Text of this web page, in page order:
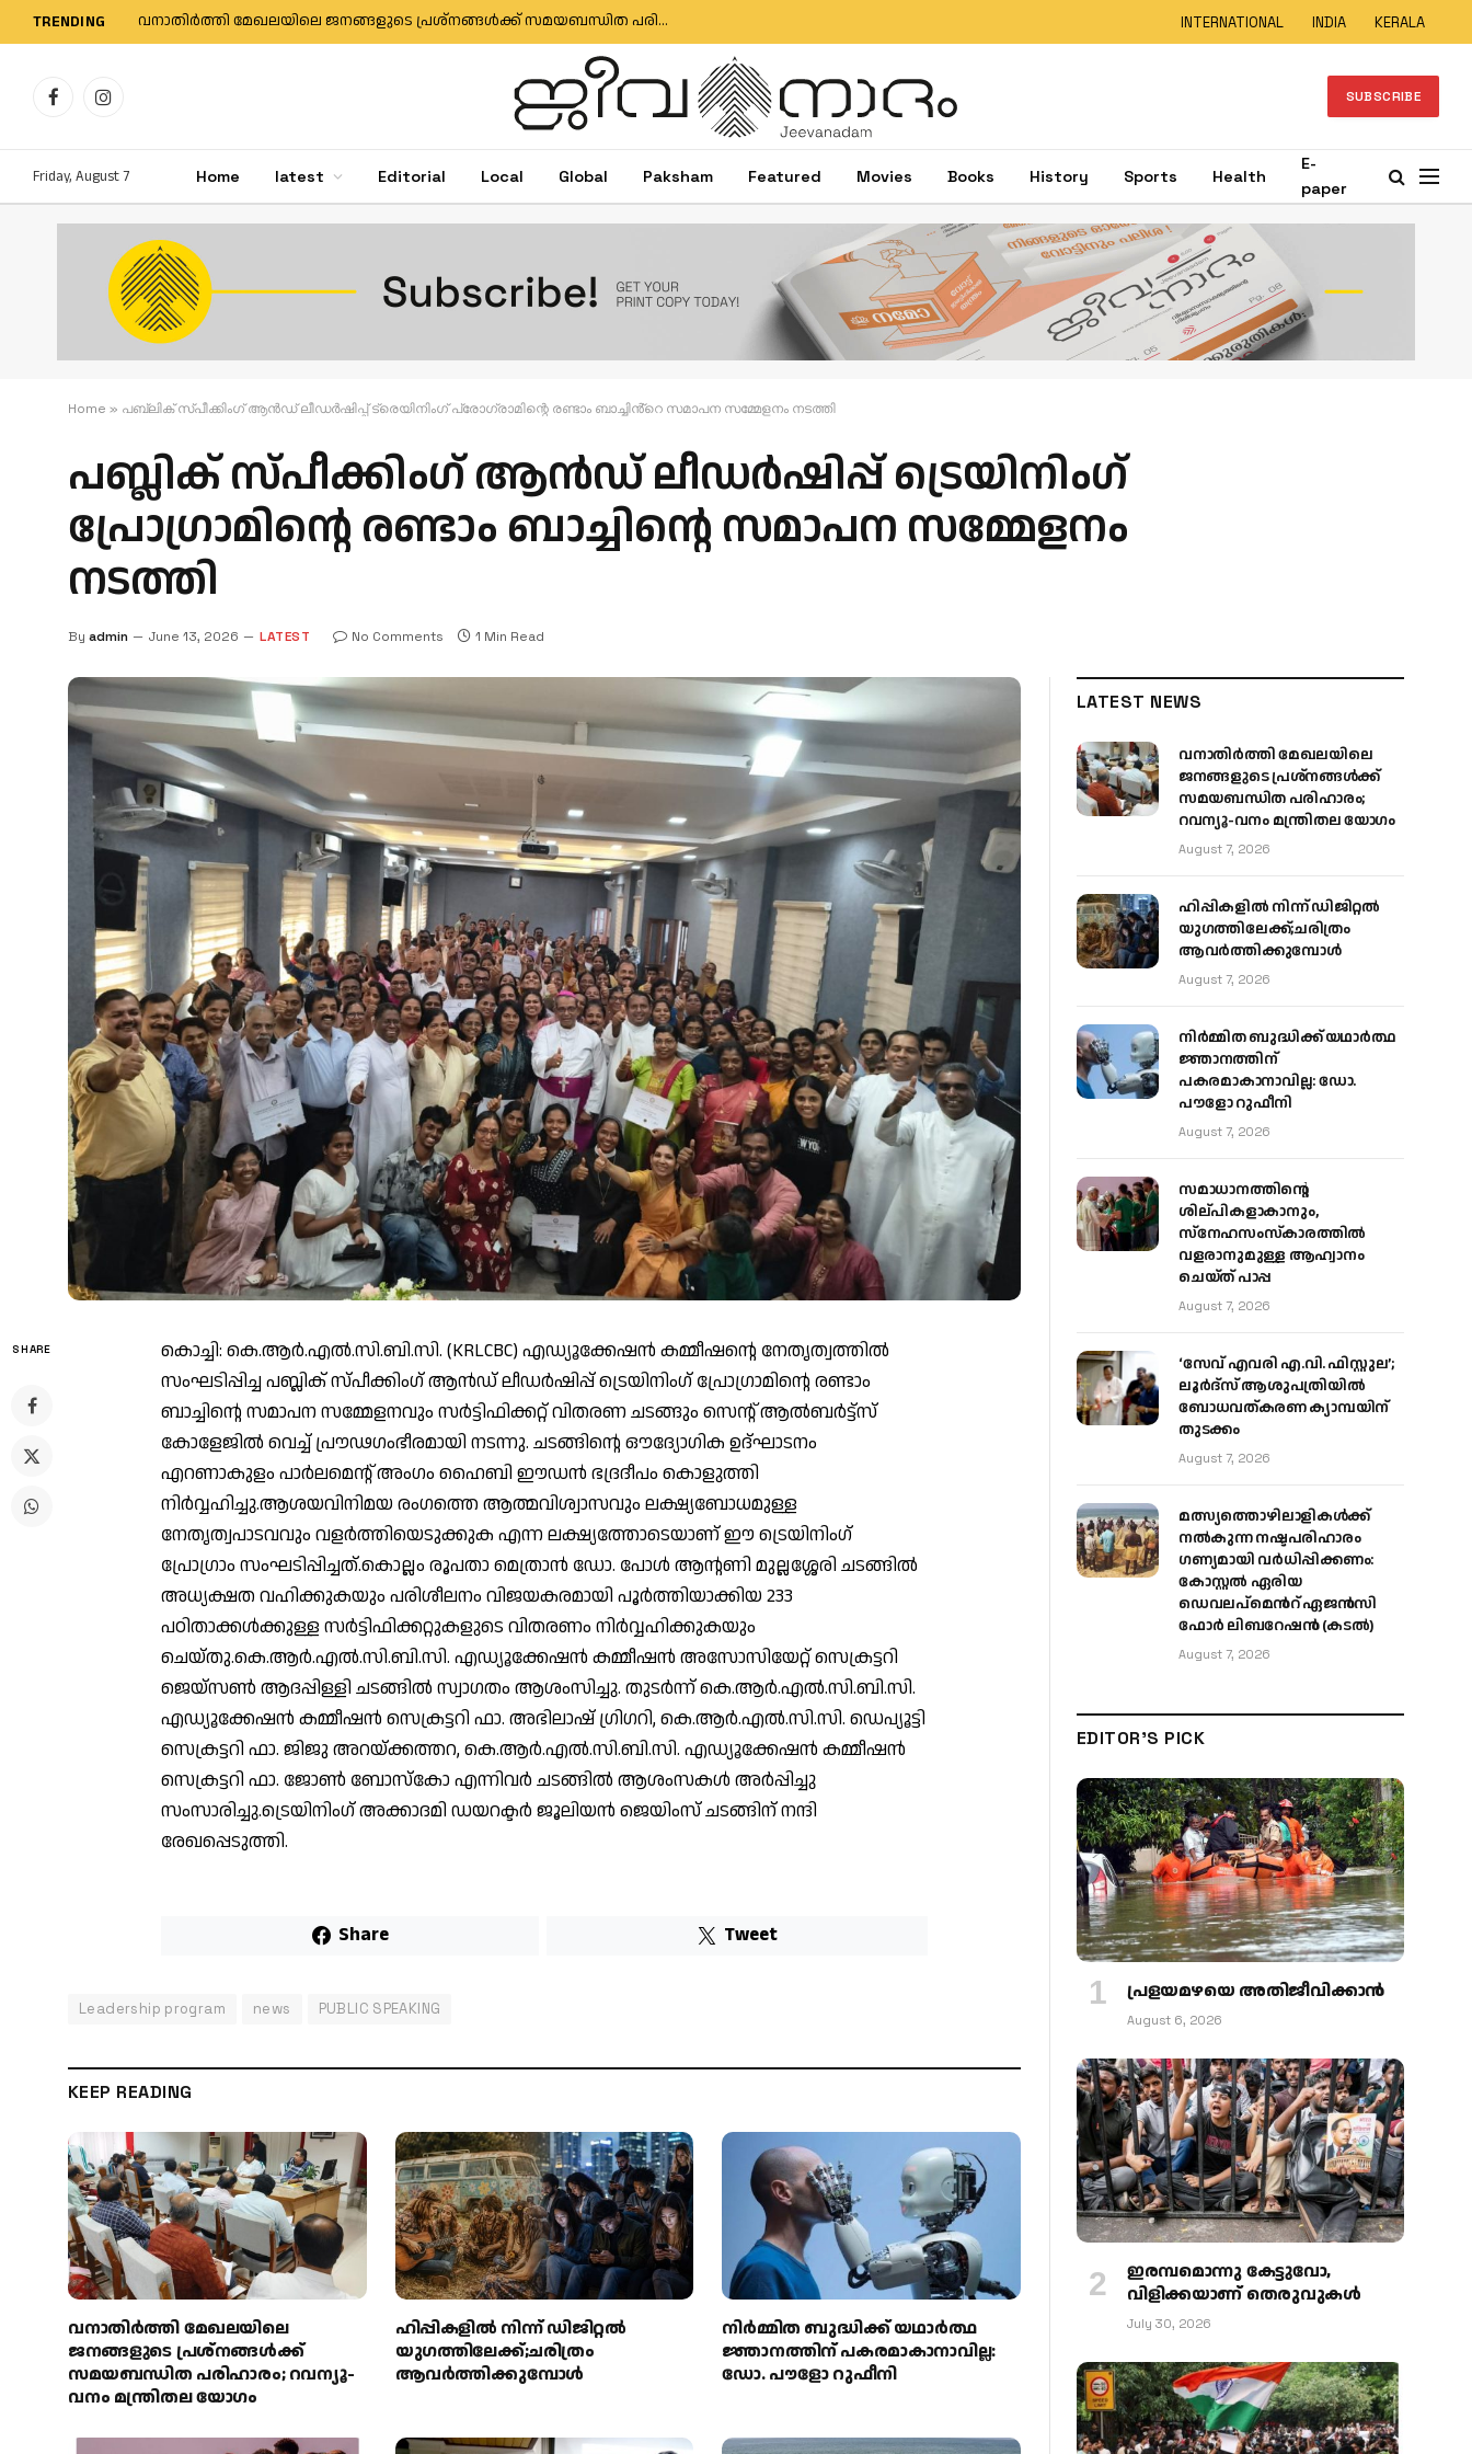
TRENDING വനാതിർത്തി മേഖലയിലെ ജനങ്ങളുടെ പ്രശ്നങ്ങൾക്ക് സമയബന്ധിത പരിഹാരം; റവന്യൂ-വനം മന്ത്രിതല യോഗം INTERNATIONAL INDIA KERALA
FacebookInstagram SUBSCRIBE
Friday, August 7 Home latest Editorial Local Global Paksham Featured Movies Books History Sports Health
E-
paper
Home » പബ്ലിക് സ്പീക്കിംഗ് ആൻഡ് ലീഡർഷിപ്പ് ട്രെയിനിംഗ് പ്രോഗ്രാമിന്റെ രണ്ടാം ബാച്ചിൻ്റെ സമാപന സമ്മേളനം നടത്തി
പബ്ലിക് സ്പീക്കിംഗ് ആൻഡ് ലീഡർഷിപ്പ് ട്രെയിനിംഗ്
പ്രോഗ്രാമിന്റെ രണ്ടാം ബാച്ചിൻ്റെ സമാപന സമ്മേളനം
നടത്തി
By admin June 13, 2026 LATEST No Comments 1 Min Read
SHARE
കൊച്ചി: കെ.ആർ.എൽ.സി.ബി.സി. (KRLCBC) എഡ്യൂക്കേഷൻ കമ്മീഷന്റെ നേതൃത്വത്തിൽ
സംഘടിപ്പിച്ച പബ്ലിക് സ്പീക്കിംഗ് ആൻഡ് ലീഡർഷിപ്പ് ട്രെയിനിംഗ് പ്രോഗ്രാമിന്റെ രണ്ടാം
ബാച്ചിൻ്റെ സമാപന സമ്മേളനവും സർട്ടിഫിക്കറ്റ് വിതരണ ചടങ്ങും സെന്റ് ആൽബർട്ട്സ്
കോളേജിൽ വെച്ച് പ്രൗഢഗംഭീരമായി നടന്നു. ചടങ്ങിന്റെ ഔദ്യോഗിക ഉദ്ഘാടനം
എറണാകുളം പാർലമെന്റ് അംഗം ഹൈബി ഈഡൻ ഭദ്രദീപം കൊളുത്തി
നിർവ്വഹിച്ചു.ആശയവിനിമയ രംഗത്തെ ആത്മവിശ്വാസവും ലക്ഷ്യബോധമുള്ള
നേതൃത്വപാടവവും വളർത്തിയെടുക്കുക എന്ന ലക്ഷ്യത്തോടെയാണ് ഈ ട്രെയിനിംഗ്
പ്രോഗ്രാം സംഘടിപ്പിച്ചത്.കൊല്ലം രൂപതാ മെത്രാൻ ഡോ. പോൾ ആന്റണി മുല്ലശ്ശേരി ചടങ്ങിൽ
അധ്യക്ഷത വഹിക്കുകയും പരിശീലനം വിജയകരമായി പൂർത്തിയാക്കിയ 233
പഠിതാക്കൾക്കുള്ള സർട്ടിഫിക്കറ്റുകളുടെ വിതരണം നിർവ്വഹിക്കുകയും
ചെയ്തു.കെ.ആർ.എൽ.സി.ബി.സി. എഡ്യൂക്കേഷൻ കമ്മീഷൻ അസോസിയേറ്റ് സെക്രട്ടറി
ജെയ്സൺ ആദപ്പിള്ളി ചടങ്ങിൽ സ്വാഗതം ആശംസിച്ചു. തുടർന്ന് കെ.ആർ.എൽ.സി.ബി.സി.
എഡ്യൂക്കേഷൻ കമ്മീഷൻ സെക്രട്ടറി ഫാ. അഭിലാഷ് ഗ്രിഗറി, കെ.ആർ.എൽ.സി.സി. ഡെപ്യൂട്ടി
സെക്രട്ടറി ഫാ. ജിജു അറയ്ക്കത്തറ, കെ.ആർ.എൽ.സി.ബി.സി. എഡ്യൂക്കേഷൻ കമ്മീഷൻ
സെക്രട്ടറി ഫാ. ജോൺ ബോസ്കോ എന്നിവർ ചടങ്ങിൽ ആശംസകൾ അർപ്പിച്ചു
സംസാരിച്ചു.ട്രെയിനിംഗ് അക്കാദമി ഡയറക്ടർ ജൂലിയൻ ജെയിംസ് ചടങ്ങിന് നന്ദി
രേഖപ്പെടുത്തി.
Share Tweet
Leadership program news PUBLIC SPEAKING
KEEP READING
വനാതിർത്തി മേഖലയിലെ
ജനങ്ങളുടെ പ്രശ്നങ്ങൾക്ക്
സമയബന്ധിത പരിഹാരം; റവന്യൂ-
വനം മന്ത്രിതല യോഗം
ഹിപ്പികളില്‍ നിന്ന് ഡിജിറ്റല്‍
യുഗത്തിലേക്ക്;ചരിത്രം
ആവര്‍ത്തിക്കുമ്പോള്‍
നിർമ്മിത ബുദ്ധിക്ക് യഥാർത്ഥ
ജ്ഞാനത്തിന് പകരമാകാനാവില്ല:
ഡോ. പൗളോ റുഫീനി
LATEST NEWS
വനാതിർത്തി മേഖലയിലെ
ജനങ്ങളുടെ പ്രശ്നങ്ങൾക്ക്
സമയബന്ധിത പരിഹാരം;
റവന്യൂ-വനം മന്ത്രിതല യോഗം
August 7, 2026
ഹിപ്പികളില്‍ നിന്ന് ഡിജിറ്റല്‍
യുഗത്തിലേക്ക്;ചരിത്രം
ആവര്‍ത്തിക്കുമ്പോള്‍
August 7, 2026
നിർമ്മിത ബുദ്ധിക്ക് യഥാർത്ഥ
ജ്ഞാനത്തിന്
പകരമാകാനാവില്ല: ഡോ.
പൗളോ റുഫീനി
August 7, 2026
സമാധാനത്തിന്റെ
ശില്പികളാകാനും,
സ്നേഹസംസ്കാരത്തിൽ
വളരാനുമുള്ള ആഹ്വാനം
ചെയ്ത് പാപ്പ
August 7, 2026
‘സേവ് എവരി എ.വി. ഫിസ്റ്റുല’;
ലൂർദ്‌സ് ആശുപത്രിയിൽ
ബോധവത്കരണ ക്യാമ്പയിന്
തുടക്കം
August 7, 2026
മത്സ്യത്തൊഴിലാളികള്‍ക്ക്
നല്‍കുന്ന നഷ്ടപരിഹാരം
ഗണ്യമായി വര്‍ധിപ്പിക്കണം:
കോസ്റ്റല്‍ ഏരിയ
ഡെവലപ്മെന്‍റ് ഏജന്‍സി
ഫോര്‍ ലിബറേഷന്‍ (കടല്‍)
August 7, 2026
EDITOR'S PICK
പ്രളയമഴയെ അതിജീവിക്കാന്‍
August 6, 2026
ഇരമ്പമൊന്നു കേട്ടുവോ,
വിളിക്കയാണ് തെരുവുകള്‍
July 30, 2026